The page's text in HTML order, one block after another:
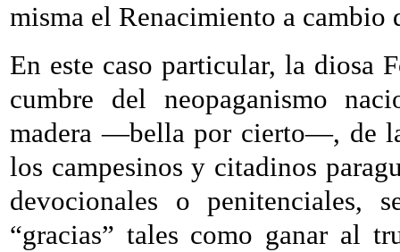
misma el Renacimiento a cambio
En este caso particular, la diosa
cumbre del neopaganismo
madera —bella por cierto—, de
los campesinos y citadinos
devocionales o penitenciales,
“gracias” tales como ganar al